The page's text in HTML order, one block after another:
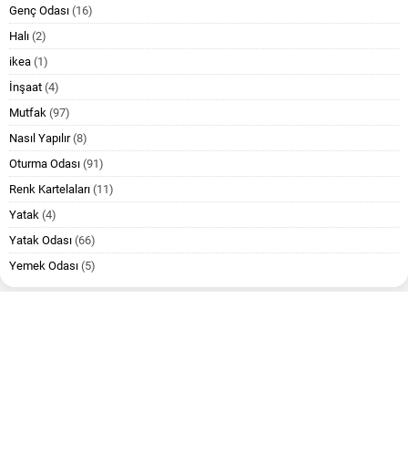
Genç Odası (16)
Halı (2)
ikea (1)
İnşaat (4)
Mutfak (97)
Nasıl Yapılır(8)
Oturma Odası (91)
Renk Kartelaları (11)
Yatak (4)
Yatak Odası (66)
Yemek Odası (5)